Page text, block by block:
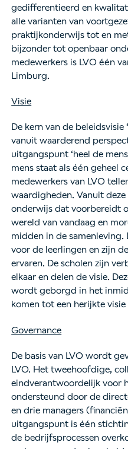
gedifferentieerd en
alle varianten van
praktijkonderwijs tot en
bijzonder tot openbaar
medewerkers is LVO één
Limburg.
Visie
De kern van de
vanuit waarderend
uitgangspunt ‘heel de
mens staat als één geheel
medewerkers van LVO
waardigheden. Vanuit
onderwijs dat voorbereidt
wereld van vandaag en
midden in de samenleving.
voor de leerlingen en zijn
ervaren. De scholen zijn
elkaar en delen de visie.
wordt geborgd in het
komen tot een herijkte
Governance
De basis van LVO wordt
LVO. Het tweehoofdige,
eindverantwoordelijk voor
ondersteund door de
en drie managers
uitgangspunt is één
de bedrijfsprocessen